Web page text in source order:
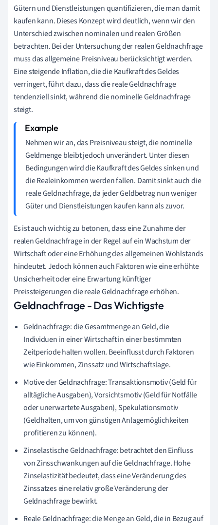
Gütern und Dienstleistungen quantifizieren, die man damit
kaufen kann. Dieses Konzept wird deutlich, wenn wir den
Unterschied zwischen nominalen und realen Größen
betrachten. Bei der Untersuchung der realen Geldnachfrage
muss das allgemeine Preisniveau berücksichtigt werden.
Eine steigende Inflation, die die Kaufkraft des Geldes
verringert, führt dazu, dass die reale Geldnachfrage
tendenziell sinkt, während die nominelle Geldnachfrage
steigt.
Nehmen wir an, das Preisniveau steigt, die nominelle
Geldmenge bleibt jedoch unverändert. Unter diesen
Bedingungen wird die Kaufkraft des Geldes sinken und
die Realeinkommen werden fallen. Damit sinkt auch die
reale Geldnachfrage, da jeder Geldbetrag nun weniger
Güter und Dienstleistungen kaufen kann als zuvor.
Es ist auch wichtig zu betonen, dass eine Zunahme der
realen Geldnachfrage in der Regel auf ein Wachstum der
Wirtschaft oder eine Erhöhung des allgemeinen Wohlstands
hindeutet. Jedoch können auch Faktoren wie eine erhöhte
Unsicherheit oder eine Erwartung künftiger
Preissteigerungen die reale Geldnachfrage erhöhen.
Geldnachfrage - Das Wichtigste
Geldnachfrage: die Gesamtmenge an Geld, die
Individuen in einer Wirtschaft in einer bestimmten
Zeitperiode halten wollen. Beeinflusst durch Faktoren
wie Einkommen, Zinssatz und Wirtschaftslage.
Motive der Geldnachfrage: Transaktionsmotiv (Geld für
alltägliche Ausgaben), Vorsichtsmotiv (Geld für Notfälle
oder unerwartete Ausgaben), Spekulationsmotiv
(Geldhalten, um von günstigen Anlagemöglichkeiten
profitieren zu können).
Zinselastische Geldnachfrage: betrachtet den Einfluss
von Zinsschwankungen auf die Geldnachfrage. Hohe
Zinselastizität bedeutet, dass eine Veränderung des
Zinssatzes eine relativ große Veränderung der
Geldnachfrage bewirkt.
Reale Geldnachfrage: die Menge an Geld, die in Bezug auf